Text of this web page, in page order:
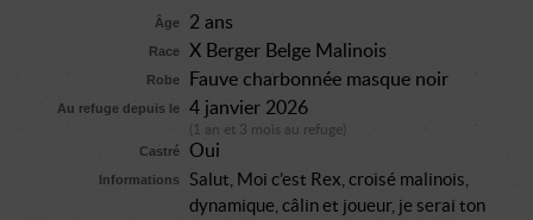
Âge 2 ans
Race X Berger Belge Malinois
Robe Fauve charbonnée masque noir
Au refuge depuis le 4 janvier 2026
(1 an et 3 mois au refuge)
Castré
Oui
Informations
Salut, Moi c’est Rex, croisé malinois,
dynamique, câlin et joueur, je serai ton